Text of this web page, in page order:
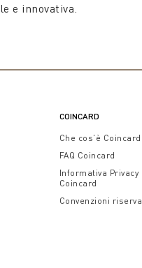
e innovativa.
tua zona notte. I
ogni stagione, inclusa la
brunch a letto.
di cuscini letto e
che durano nel
COINCARD
Che cos'è Coincard
FAQ Coincard
Informativa Privacy
Coincard
Convenzioni